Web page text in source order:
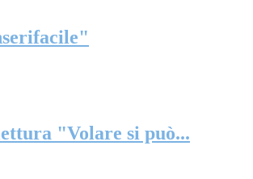
"Volare si può...